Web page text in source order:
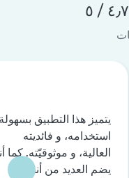
٤٫٧ / ٥
يتميز هذا التطبيق
استخدامه، و فائديته
العالية، و موثوقيّته. كما
يضم العديد من أنظمة